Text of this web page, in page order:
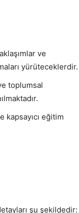
ve
yürüteceklerdir.
toplumsal
kapsayıcı eğitim
şu şekildedir: